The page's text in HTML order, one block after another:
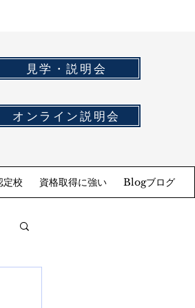
見学・説明会
オンライン説明会
定校 資格取得に強い Blogブログ